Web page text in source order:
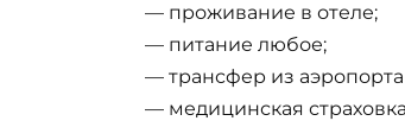
— проживание в отеле;
— питание любое;
— трансфер из
— медицинская